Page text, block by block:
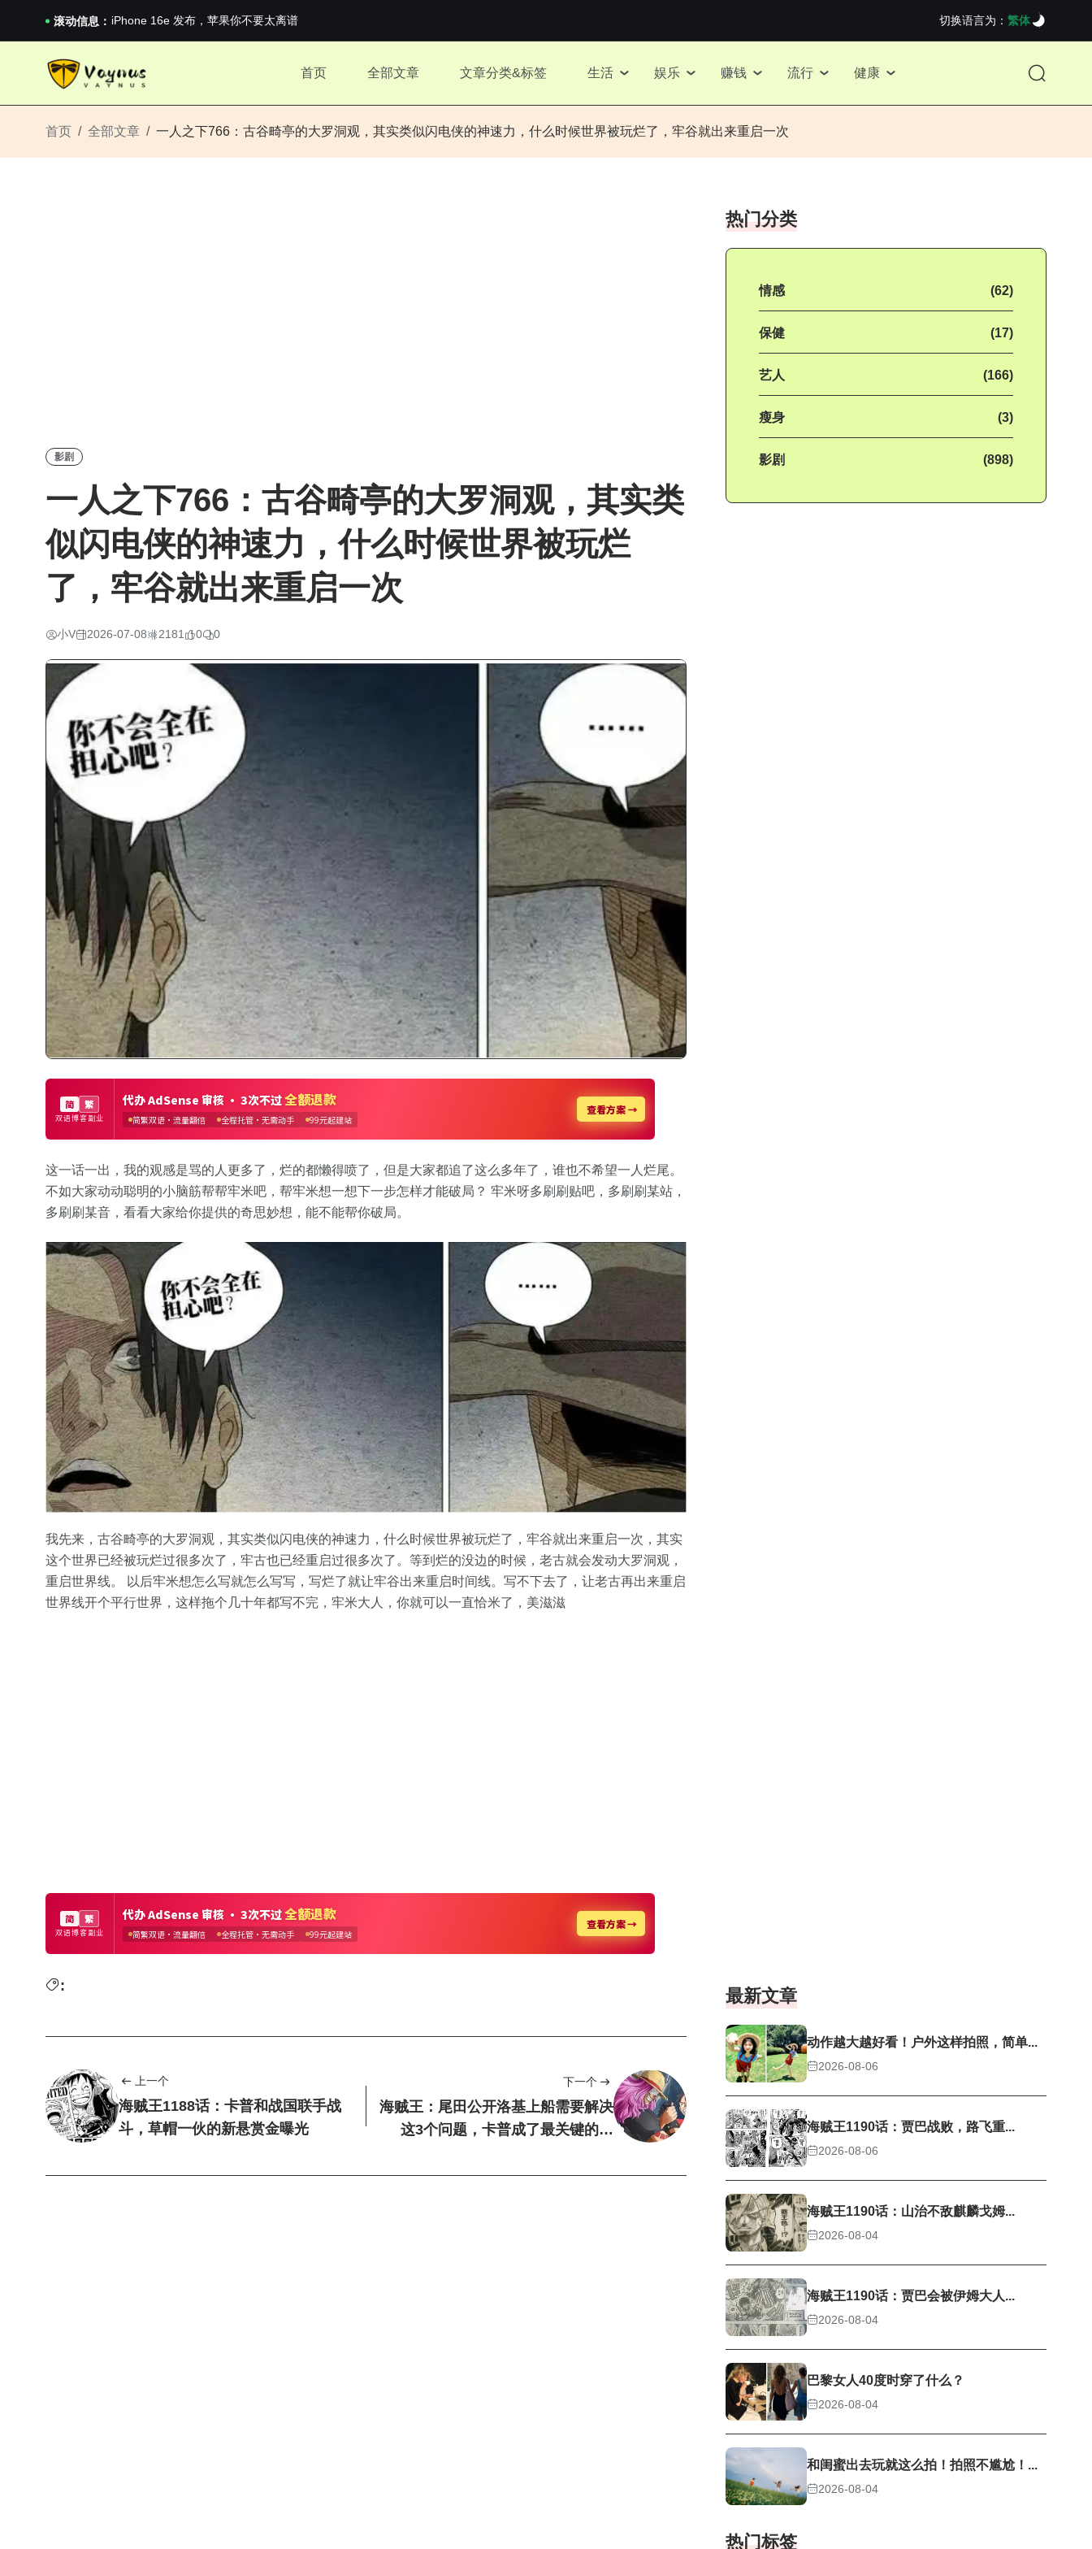
滚动信息： iPhone 16e 发布，苹果你不要太离谱
2026澳网男单收官：全满贯对上全满亚，德约...
iPhone 16e 发布，苹果你不要太离谱
切换语言为： 繁体
首页 全部文章 文章分类&标签 生活 娱乐 赚钱 流行 健康
首页 全部文章 一人之下766：古谷畸亭的大罗洞观，其实类似闪电侠的神速力，什么时候世界被玩烂了，牢谷就出来重启一次
影剧
一人之下766：古谷畸亭的大罗洞观，其实类
似闪电侠的神速力，什么时候世界被玩烂
了，牢谷就出来重启一次
小V 2026-07-08 2181 0 0
这一话一出，我的观感是骂的人更多了，烂的都懒得喷了，但是大家都追了这么多年了，谁也不希望一人烂尾。
不如大家动动聪明的小脑筋帮帮牢米吧，帮牢米想一想下一步怎样才能破局？ 牢米呀多刷刷贴吧，多刷刷某站，
多刷刷某音，看看大家给你提供的奇思妙想，能不能帮你破局。
我先来，古谷畸亭的大罗洞观，其实类似闪电侠的神速力，什么时候世界被玩烂了，牢谷就出来重启一次，其实
这个世界已经被玩烂过很多次了，牢古也已经重启过很多次了。等到烂的没边的时候，老古就会发动大罗洞观，
重启世界线。 以后牢米想怎么写就怎么写写，写烂了就让牢谷出来重启时间线。写不下去了，让老古再出来重启
世界线开个平行世界，这样拖个几十年都写不完，牢米大人，你就可以一直恰米了，美滋滋
:
上一个
海贼王1188话：卡普和战国联手战
斗，草帽一伙的新悬赏金曝光
下一个
海贼王：尾田公开洛基上船需要解决
这3个问题，卡普成了最关键的因
热门分类
情感 (62)
保健 (17)
艺人 (166)
瘦身 (3)
影剧 (898)
最新文章
动作越大越好看！户外这样拍照，简单...
2026-08-06
海贼王1190话：贾巴战败，路飞重...
2026-08-06
海贼王1190话：山治不敌麒麟戈姆...
2026-08-04
海贼王1190话：贾巴会被伊姆大人...
2026-08-04
巴黎女人40度时穿了什么？
2026-08-04
和闺蜜出去玩就这么拍！拍照不尴尬！...
2026-08-04
热门标签